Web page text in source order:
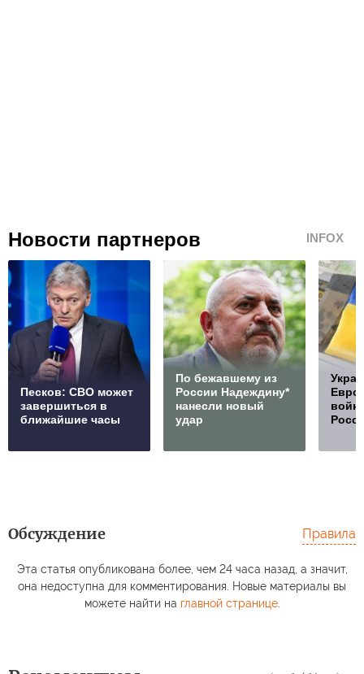
Новости партнеров INFOX
Песков: СВО может
завершиться в
ближайшие часы
По бежавшему из
России Надеждину*
нанесли новый
удар
Обсуждение Правила
Эта статья опубликована более, чем 24 часа назад, а значит,
она недоступна для комментирования. Новые материалы вы
можете найти на главной странице.